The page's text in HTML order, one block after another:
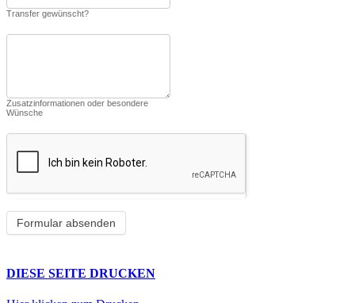
Transfer gewünscht?
Zusatzinformationen oder besondere
Wünsche
DIESE SEITE DRUCKEN